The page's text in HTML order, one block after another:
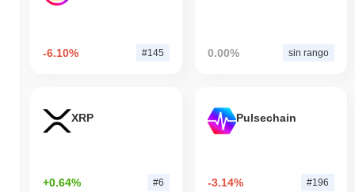
-6.10% #145 0.00% sin rango
XRP
+0.64% #6
Pulsechain
-3.14% #196